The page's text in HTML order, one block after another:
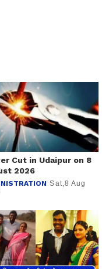
Cut in Udaipur on 8
2026
Sat,8 Aug